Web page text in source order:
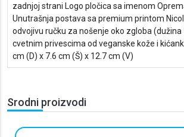
zadnjoj strani Logo pločica sa imenom
Unutrašnja postava sa premium printom
odvojivu ručku za nošenje oko zgloba (dužina
cvetnim privescima od veganske kože i
cm (D) x 7.6 cm (Š) x 12.7 cm (V)
Srodni proizvodi